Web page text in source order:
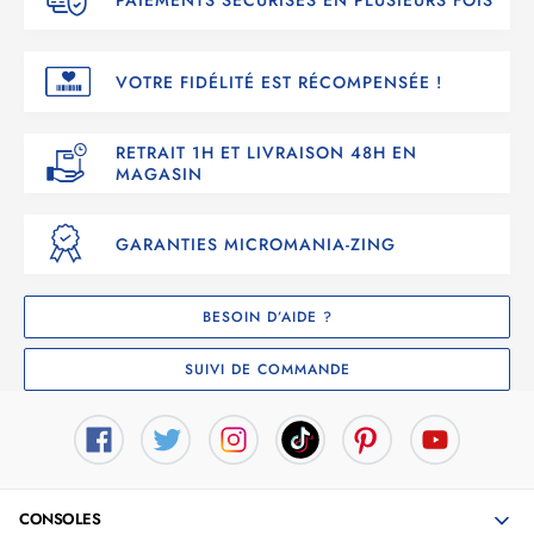
VOTRE FIDÉLITÉ EST RÉCOMPENSÉE !
RETRAIT 1H ET LIVRAISON 48H EN
MAGASIN
GARANTIES MICROMANIA-ZING
BESOIN D’AIDE ?
SUIVI DE COMMANDE
CONSOLES